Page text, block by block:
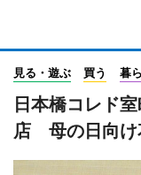
見る・遊ぶ 買う 暮
日本橋コレド
店 母の日向け